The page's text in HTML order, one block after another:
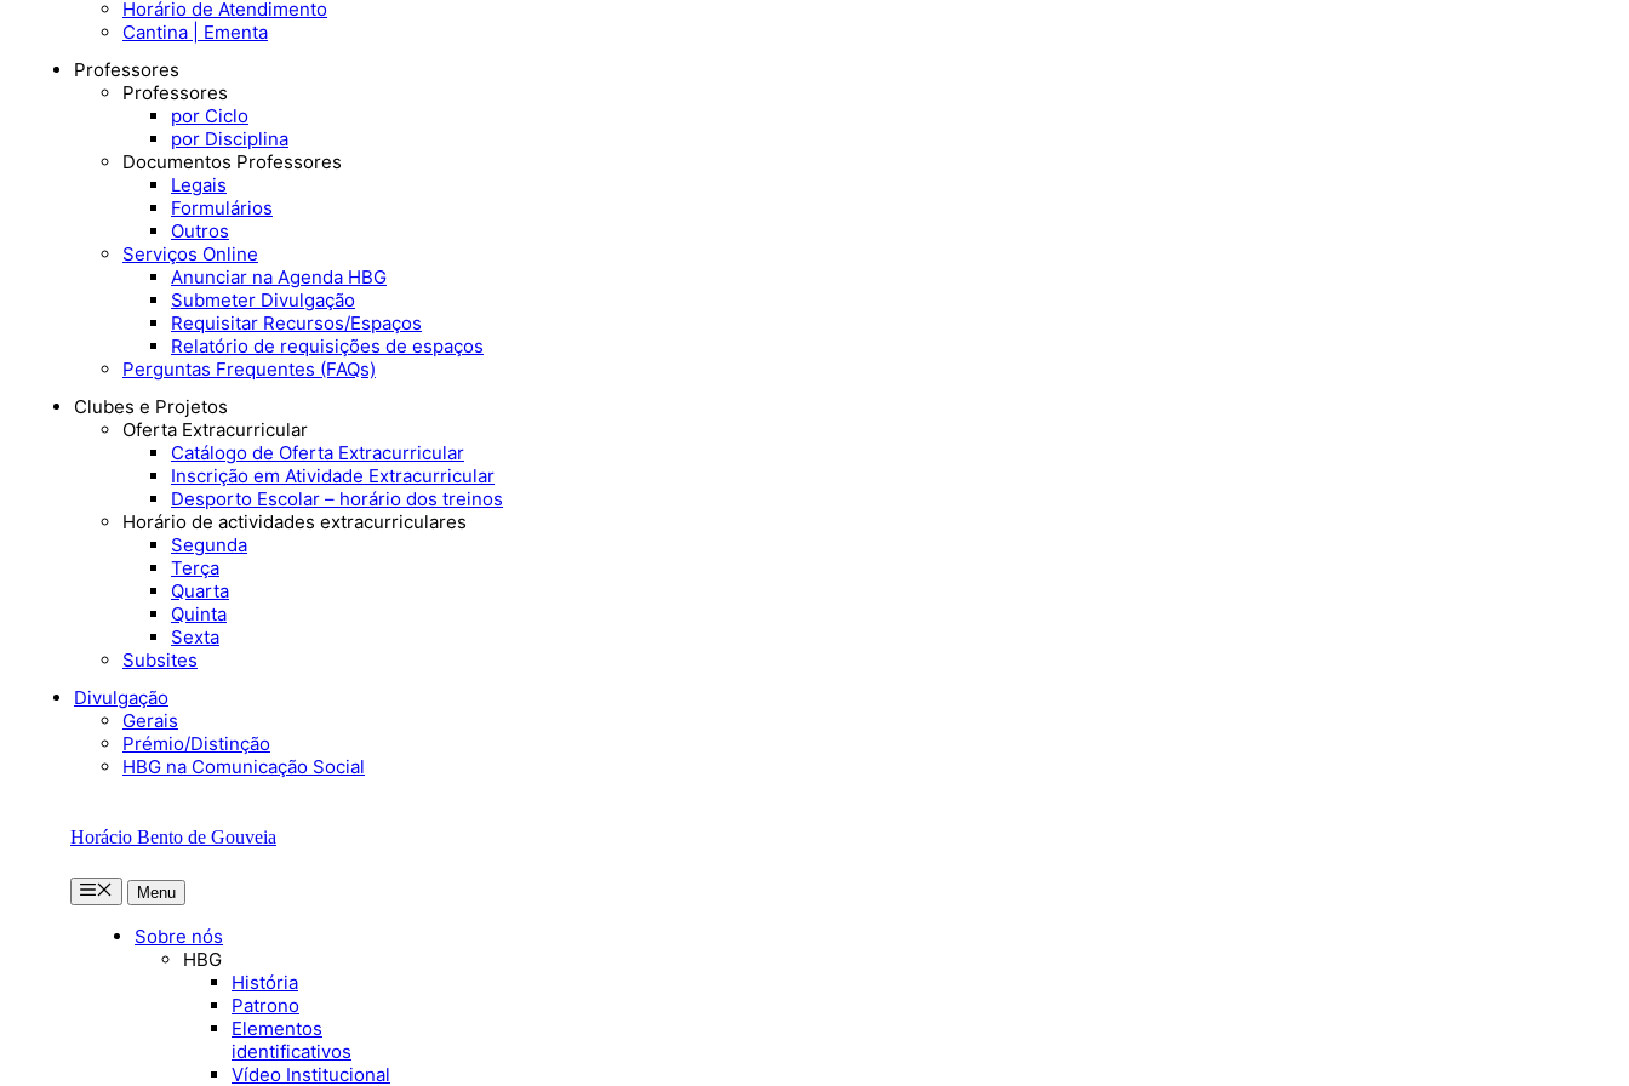
Horário de Atendimento
Cantina | Ementa
Professores
Professores
por Ciclo
por Disciplina
Documentos Professores
Legais
Formulários
Outros
Serviços Online
Anunciar na Agenda HBG
Submeter Divulgação
Requisitar Recursos/Espaços
Relatório de requisições de espaços
Perguntas Frequentes (FAQs)
Clubes e Projetos
Oferta Extracurricular
Catálogo de Oferta Extracurricular
Inscrição em Atividade Extracurricular
Desporto Escolar – horário dos treinos
Horário de actividades extracurriculares
Segunda
Terça
Quarta
Quinta
Sexta
Subsites
Divulgação
Gerais
Prémio/Distinção
HBG na Comunicação Social
Horácio Bento de Gouveia
MenuMenu
Sobre nós
HBG
História
Patrono
Elementos
identificativos
Vídeo Institucional